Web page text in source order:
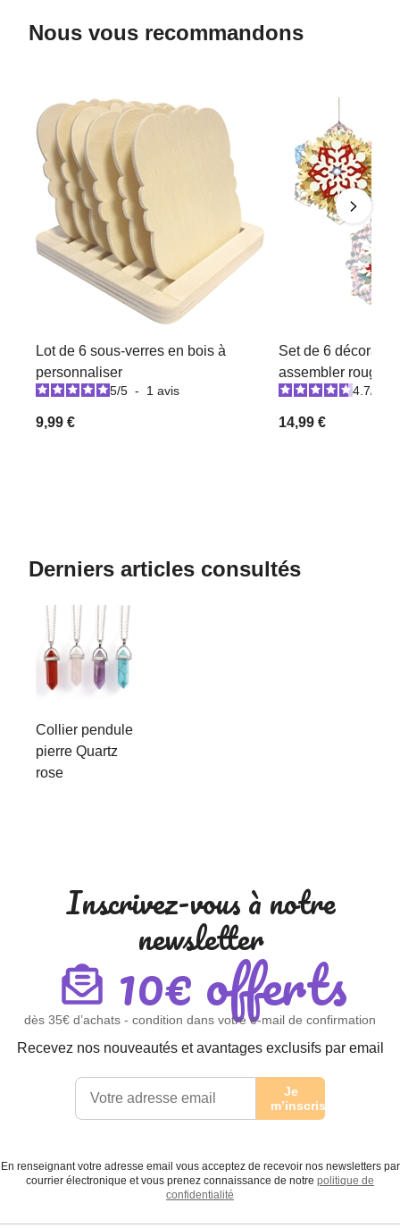
Nous vous recommandons
Lot de 6 sous-verres en bois à
personnaliser
5/5 - 1 avis
9,99 €
Set de 6
assembler rouge /
4.7/
14,99 €
Derniers articles consultés
Collier pendule
pierre Quartz
rose
Inscrivez-vous à notre
newsletter
10€ offerts
dès 35€ d’achats - condition dans votre e-mail de confirmation
Recevez nos nouveautés et avantages exclusifs par email
Je
m’inscris
En renseignant votre adresse email vous acceptez de recevoir nos newsletters par
courrier électronique et vous prenez connaissance de notre politique de
confidentialité